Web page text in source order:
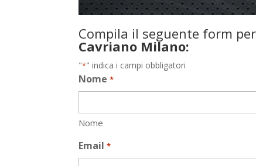
Compila il seguente form
Cavriano Milano:
"*" indica i campi obbligatori
Nome *
Nome
Email *